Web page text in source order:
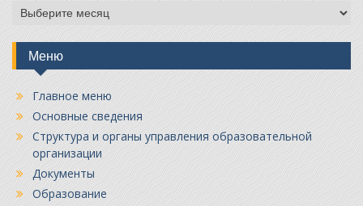
Архивы
Меню
Главное меню
Основные сведения
Структура и органы управления образовательной
организации
Документы
Образование